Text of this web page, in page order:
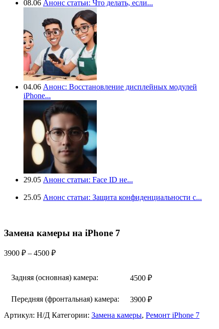
08.06 Анонс статьи: Что делать, если...
04.06 Анонс: Восстановление дисплейных модулей
iPhone...
29.05 Анонс статьи: Face ID не...
25.05 Анонс статьи: Защита конфиденциальности с...
Замена камеры на iPhone 7
3900 ₽ – 4500 ₽Диапазон
–
Задняя (основная) камера: 4500 ₽
Передняя (фронтальная) камера: 3900 ₽
Артикул: Н/Д Категории: Замена камеры, Ремонт iPhone 7